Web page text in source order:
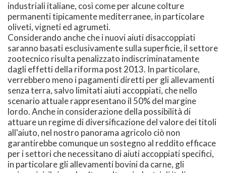
industriali italiane, così come per alcune colture
permanenti tipicamente mediterranee, in particolare
oliveti, vigneti ed agrumeti.
Considerando anche che i nuovi aiuti disaccoppiati
saranno basati esclusivamente sulla superficie, il settore
zootecnico risulta penalizzato indiscriminatamente
dagli effetti della riforma post 2013. In particolare,
verrebbero meno i pagamenti diretti per gli allevamenti
senza terra, salvo limitati aiuti accoppiati, che nello
scenario attuale rappresentano il 50% del margine
lordo. Anche in considerazione della possibilità di
attuare un regime di diversificazione del valore dei titoli
all'aiuto, nel nostro panorama agricolo ciò non
garantirebbe comunque un sostegno al reddito efficace
per i settori che necessitano di aiuti accoppiati specifici,
in particolare gli allevamenti bovini da carne, gli